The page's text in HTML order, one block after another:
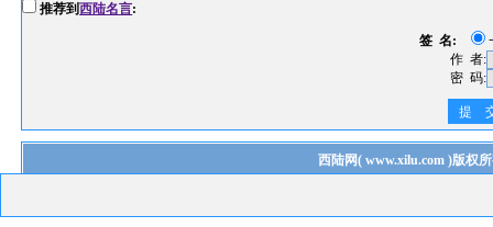
推荐到西陆名言:
签 名:
作 者:
密 码:
提
西陆网( www.xilu.com)版权